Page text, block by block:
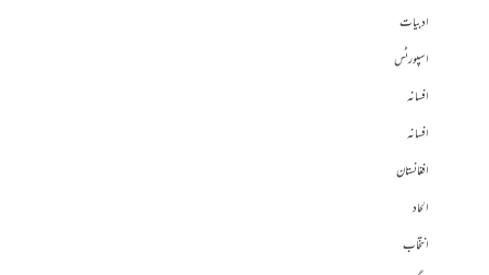
ادبیات
اسپورٹس
افسانہ
افسانہ
افغانستان
الحاد
انتخاب